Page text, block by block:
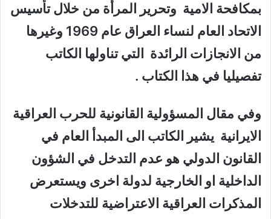
بمكافحة الامية وتحرير المرأة من خلال تأسيس
الاتحاد العام لنساء العراق عام 1969 وغيرها
من الانجازات الرائدة التي تناولها الكاتب
تفصيليا في هذا الكتاب .
وفي مقال المسؤولية القانونية للحرب العراقية
الايرانية يشير الكاتب الى المبدأ العام في
القانون الدولي هو عدم التدخل في الشؤون
الداخلية او الخارجية لدولة اخرى ويستعرض
المذكرات العراقية الاعتراضية للتدخلات